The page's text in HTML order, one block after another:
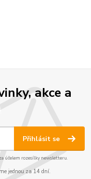
akce a
Přihlásit se
účelem rozesílky newsletteru.
jednou za 14 dní.